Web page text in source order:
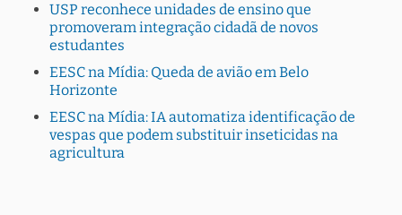
USP reconhece unidades de ensino que
promoveram integração cidadã de novos
estudantes
EESC na Mídia: Queda de avião em Belo
Horizonte
EESC na Mídia: IA automatiza identificação de
vespas que podem substituir inseticidas na
agricultura